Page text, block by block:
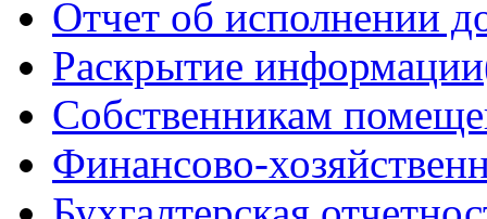
Отчет об исполнении
Раскрытие
Собственникам
Финансово-